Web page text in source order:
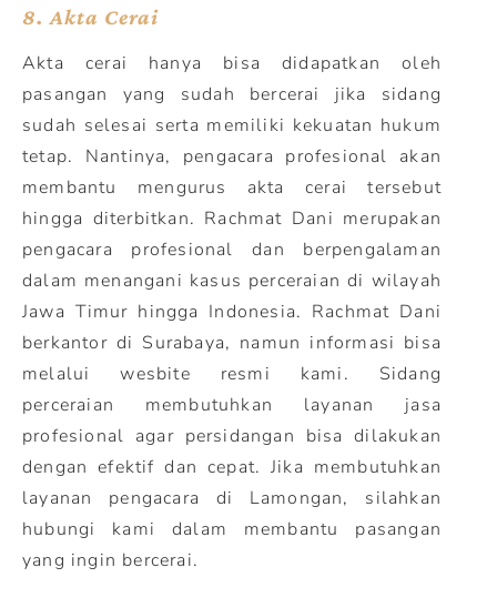
8. Akta Cerai
Akta cerai hanya bisa didapatkan oleh
pasangan yang sudah bercerai jika sidang
sudah selesai serta memiliki kekuatan hukum
tetap. Nantinya, pengacara profesional akan
membantu mengurus akta cerai tersebut
hingga diterbitkan. Rachmat Dani merupakan
pengacara profesional dan berpengalaman
dalam menangani kasus perceraian di wilayah
Jawa Timur hingga Indonesia. Rachmat Dani
berkantor di Surabaya, namun informasi bisa
melalui wesbite resmi kami. Sidang
perceraian membutuhkan layanan jasa
profesional agar persidangan bisa dilakukan
dengan efektif dan cepat. Jika membutuhkan
layanan pengacara di Lamongan, silahkan
hubungi kami dalam membantu pasangan
yang ingin bercerai.